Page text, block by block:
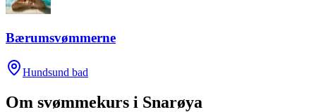
Bærumsvømmerne
Hundsund bad
Om svømmekurs i Snarøya